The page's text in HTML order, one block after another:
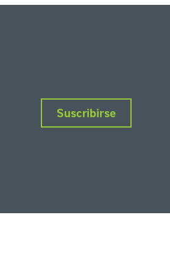
Suscribirse